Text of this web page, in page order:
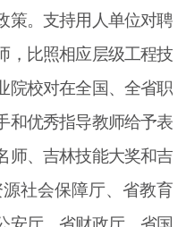
策。支持用人单位对聘
，比照相应层级工程技
院校对在全国、全省职
和优秀指导教师给予表
师、吉林技能大奖和吉
社会保障厅、省教育